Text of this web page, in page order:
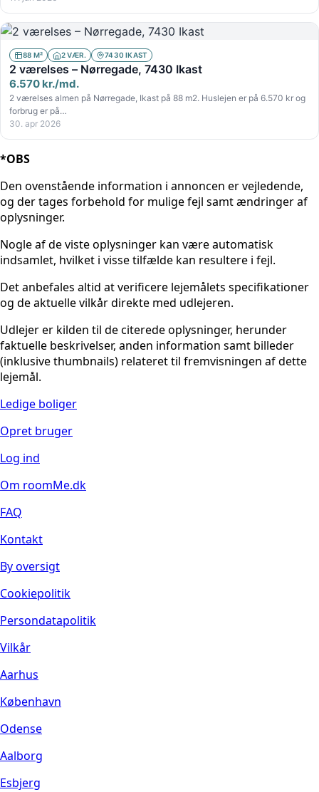
88 M² 2 VÆR. 7430 IKAST
2 værelses – Nørregade, 7430 Ikast
6.570 kr./md.
2 værelses almen på Nørregade, Ikast på 88 m2. Huslejen er på 6.570 kr og
forbrug er på…
30. apr 2026
*OBS
Den ovenstående information i annoncen er vejledende,
og der tages forbehold for mulige fejl samt ændringer af
oplysninger.
Nogle af de viste oplysninger kan være automatisk
indsamlet, hvilket i visse tilfælde kan resultere i fejl.
Det anbefales altid at verificere lejemålets specifikationer
og de aktuelle vilkår direkte med udlejeren.
Udlejer er kilden til de citerede oplysninger, herunder
faktuelle beskrivelser, anden information samt billeder
(inklusive thumbnails) relateret til fremvisningen af dette
lejemål.
Ledige boliger
Opret bruger
Log ind
Om roomMe.dk
FAQ
Kontakt
By oversigt
Cookiepolitik
Persondatapolitik
Vilkår
Aarhus
København
Odense
Aalborg
Esbjerg